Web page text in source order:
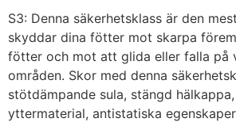
S3: Denna säkerhetsklass är den
skyddar dina fötter mot skarpa
fötter och mot att glida eller falla på
områden. Skor med denna
stötdämpande sula, stängd
yttermaterial, antistatiska